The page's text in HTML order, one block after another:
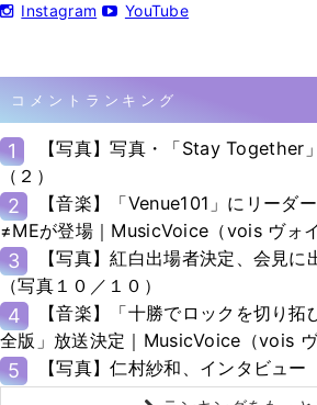
Instagram YouTube
コメントランキング
1
【写真】写真・「Stay Together
（２）
2
【音楽】「Venue101」にリーダ
≠MEが登場｜MusicVoice（vois ヴォイ
3
【写真】紅白出場者決定、会見に
（写真１０／１０）
4
【音楽】「十勝でロックを切り
全版」放送決定｜MusicVoice（vois ヴ
5 【写真】仁村紗和、インタビュー